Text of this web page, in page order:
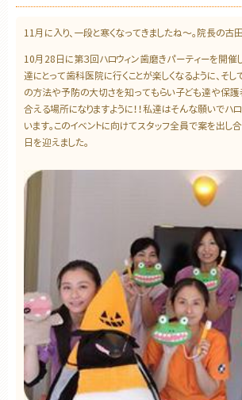
11月に入り、一段と寒くなってきましたね～。院長の古
10月28日に第３回ハロウィン歯磨きパーティーを開催
達にとって歯科医院に行くことが楽しくなるように、そ
の方法や予防の大切さを知ってもらい子ども達や保
合える場所になりますように！！私達はそんな願いでハ
います。このイベントに向けてスタッフ全員で案を出し
日を迎えました。